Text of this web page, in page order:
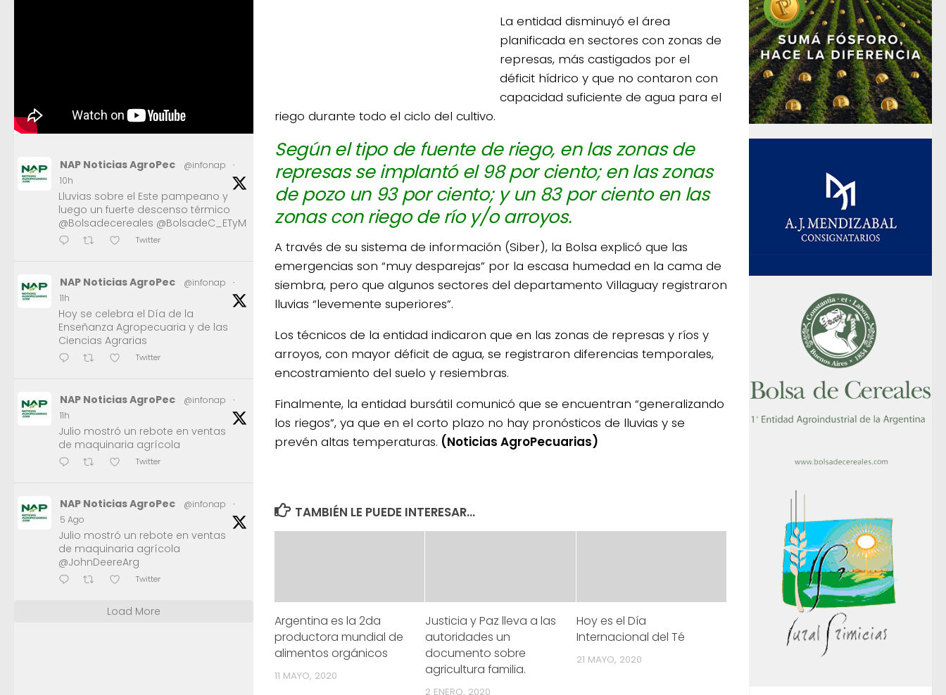
La entidad disminuyó el área
planificada en sectores con zonas de
represas, más castigados por el
déficit hídrico y que no contaron con
capacidad suficiente de agua para el
riego durante todo el ciclo del cultivo.
Según el tipo de fuente de riego, en las zonas de
represas se implantó el 98 por ciento; en las zonas
de pozo un 93 por ciento; y un 83 por ciento en las
zonas con riego de río y/o arroyos.
A través de su sistema de información (Siber), la Bolsa explicó que las
emergencias son “muy desparejas” por la escasa humedad en la cama de
siembra, pero que algunos sectores del departamento Villaguay registraron
lluvias “levemente superiores”.
Los técnicos de la entidad indicaron que en las zonas de represas y ríos y
arroyos, con mayor déficit de agua, se registraron diferencias temporales,
encostramiento del suelo y resiembras.
Finalmente, la entidad bursátil comunicó que se encuentran “generalizando
los riegos”, ya que en el corto plazo no hay pronósticos de lluvias y se
prevén altas temperaturas. (Noticias AgroPecuarias)
TAMBIÉN LE PUEDE INTERESAR...
Argentina es la 2da
productora mundial de
alimentos orgánicos
11 MAYO, 2020
Justicia y Paz lleva a las
autoridades un
documento sobre
agricultura familia.
2 ENERO, 2020
Hoy es el Día
Internacional del Té
21 MAYO, 2020
NAP Noticias AgroPec @infonap
·
10h
Lluvias sobre el Este pampeano y
luego un fuerte descenso térmico
@Bolsadecereales @BolsadeC_ETyM
Twitter
NAP Noticias AgroPec @infonap
·
11h
Hoy se celebra el Día de la
Enseñanza Agropecuaria y de las
Ciencias Agrarias
Twitter
NAP Noticias AgroPec @infonap
·
11h
Julio mostró un rebote en ventas
de maquinaria agrícola
Twitter
NAP Noticias AgroPec @infonap
·
5 Ago
Julio mostró un rebote en ventas
de maquinaria agrícola
@JohnDeereArg
Twitter
Load More